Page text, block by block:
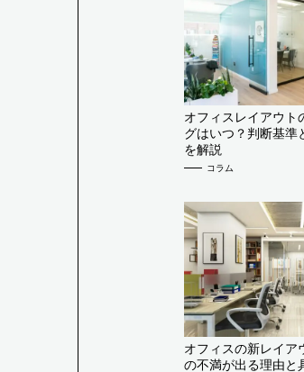
オフィスレイアウト
グはいつ？判断基準
を解説
コラム
オフィスの新レイア
の不満が出る理由と